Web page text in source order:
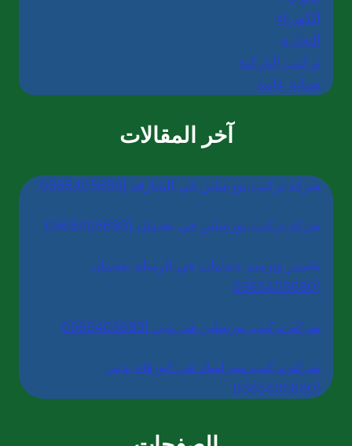
الكهرباء
النجارة
تركيب الباركية
صيانة عامة
آخر المقالات
شركة تركيب بورسلين في الشارقة |0565405680
شركة تركيب بورسلين في عجمان |0565405680
تكسير وترميم حمامات في الرميلة بعجمان
شركة تركيب بورسلين في دبي |0565405680
شركة تركيب سيراميك في الورقاء بدبي